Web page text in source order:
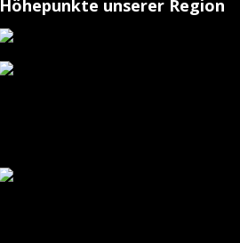
Höhepunkte unserer Region